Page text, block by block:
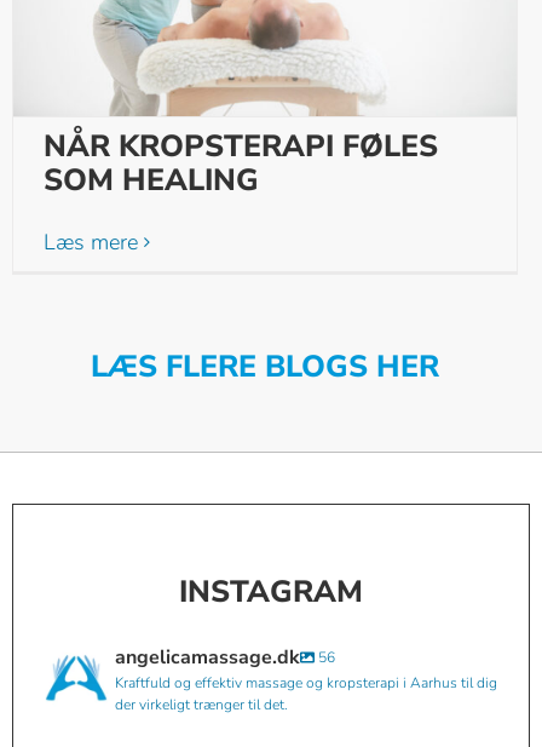
NÅR KROPSTERAPI FØLES
SOM HEALING
Læs mere
LÆS FLERE BLOGS HER
INSTAGRAM
angelicamassage.dk
56
Kraftfuld og effektiv massage og kropsterapi i Aarhus til dig
der virkeligt trænger til det.